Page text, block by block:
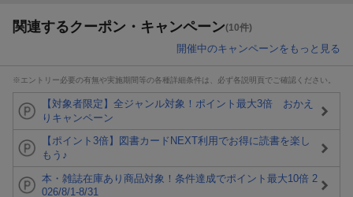
関連するクーポン・キャンペーン(10件)
開催中のキャンペーンをもっと見る
※エントリー必要の有無や実施期間等の各種詳細条件は、必ず各説明頁でご確認ください。
【対象者限定】全ジャンル対象！ポイント最大3倍 おかえ
りキャンペーン
【ポイント3倍】図書カードNEXT利用でお得に読書を楽し
もう♪
本・雑誌在庫あり商品対象！条件達成でポイント最大10倍 2
026/8/1-8/31